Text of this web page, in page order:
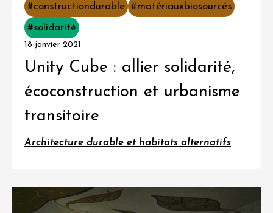
#constructiondurable #matériauxbiosourcés
#solidarité
18 janvier 2021
Unity Cube : allier solidarité,
écoconstruction et urbanisme
transitoire
Architecture durable et habitats alternatifs